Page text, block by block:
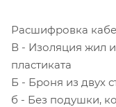
Расшифровка
В - Изоляция жил
пластиката
Б - Броня из двух
б - Без подушки,